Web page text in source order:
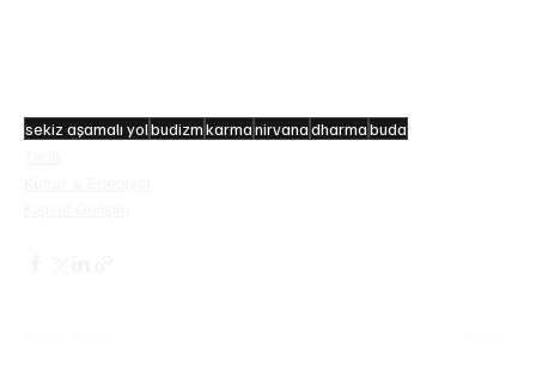
sekiz aşamalı yolbudizmkarmanirvanadharmabuda